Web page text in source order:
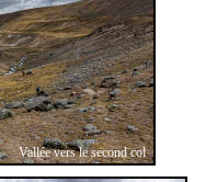
Vallée vers le second col